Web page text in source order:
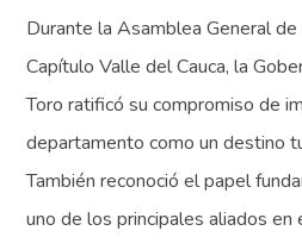
Durante la Asamblea General
Capítulo Valle del Cauca, la
Toro ratificó su compromiso de
departamento como un destino
También reconoció el papel
uno de los principales aliados